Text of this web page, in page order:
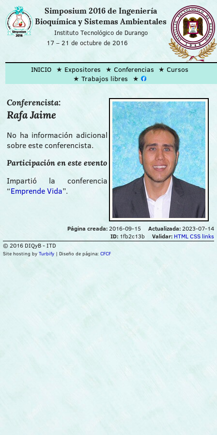
Simposium 2016 de Ingeniería
Bioquímica y Sistemas Ambientales
Instituto Tecnológico de Durango
17 – 21 de octubre de 2016
INICIO Expositores Conferencias
Cursos
Trabajos libres
Conferencista:
Rafa Jaime
No ha información adicional
sobre este conferencista.
Participación en este evento
Impartió la conferencia
“Emprende Vida”.
Página creada: 2016-09-15 Actualizada: 2023-07-14
ID: 1fb2c13b Validar: HTML CSS links
© 2016 DIQyB - ITD
Site hosting by Turbify| Diseño de página: CFCF